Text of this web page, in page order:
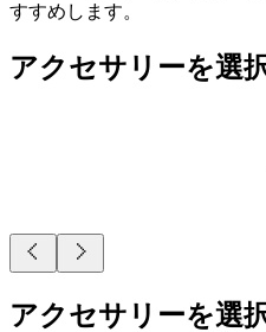
すすめします。
アクセサリーを選
アクセサリーを選